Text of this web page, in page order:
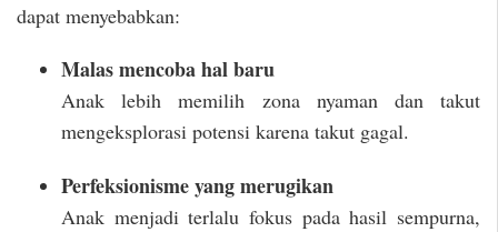
dapat menyebabkan:
Malas mencoba hal baru
Anak lebih memilih zona nyaman dan takut
mengeksplorasi potensi karena takut gagal.
Perfeksionisme yang merugikan
Anak menjadi terlalu fokus pada hasil sempurna,